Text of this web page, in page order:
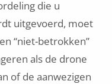
die u
uitgevoerd, moet
“niet-betrokken”
als de drone
of de aanwezigen